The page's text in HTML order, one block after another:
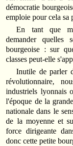
démocratie
emploie pour cela sa
En tant que
demander quelles
bourgeoise : sur
classes peut‑elle
Inutile de parler
révolutionnaire,
industriels lyonnais
l'époque de la
nationale dans le
de la moyenne et
force dirigeante
donc cette petite